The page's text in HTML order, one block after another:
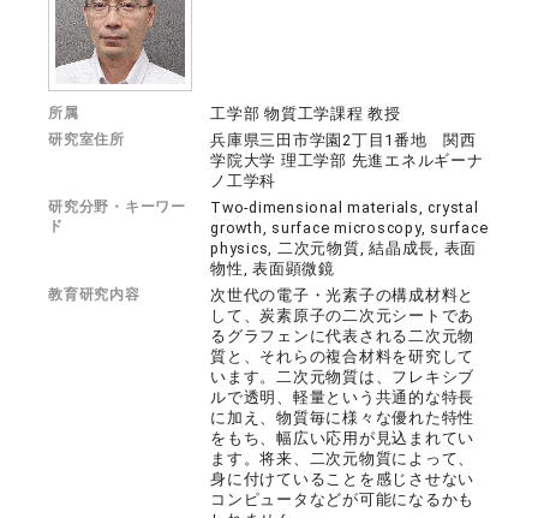
所属 工学部 物質工学課程 教授
研究室住所
兵庫県三田市学園2丁目1番地 関西
学院大学 理工学部 先進エネルギーナ
ノ工学科
研究分野・キーワー
ド
Two-dimensional materials, crystal
growth, surface microscopy, surface
physics, 二次元物質, 結晶成長, 表面
物性, 表面顕微鏡
教育研究内容
次世代の電子・光素子の構成材料と
して、炭素原子の二次元シートであ
るグラフェンに代表される二次元物
質と、それらの複合材料を研究して
います。二次元物質は、フレキシブ
ルで透明、軽量という共通的な特長
に加え、物質毎に様々な優れた特性
をもち、幅広い応用が見込まれてい
ます。将来、二次元物質によって、
身に付けていることを感じさせない
コンピュータなどが可能になるかも